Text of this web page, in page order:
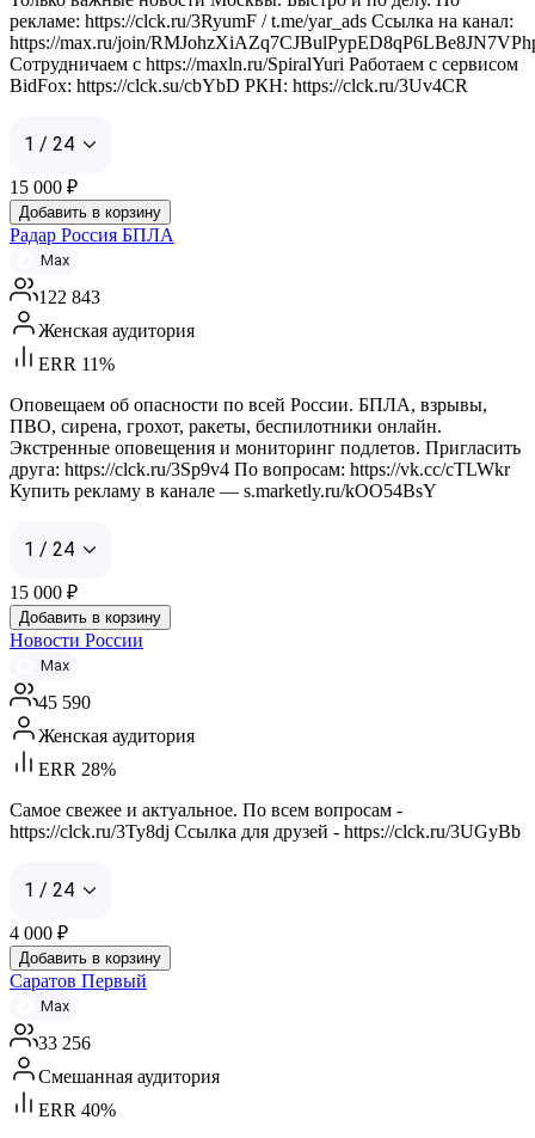
рекламе: https://clck.ru/3RyumF / t.me/yar_ads Ссылка на канал:
https://max.ru/join/
Сотрудничаем с https://maxln.ru/SpiralYuri Работаем с сервисом
BidFox: https://clck.su/cbYbD РКН: https://clck.ru/3Uv4CR
1 / 24
15 000 ₽
Добавить в корзину
Радар Россия БПЛА
Max
122 843
Женская аудитория
ERR 11%
Оповещаем об опасности по всей России. БПЛА, взрывы,
ПВО, сирена, грохот, ракеты, беспилотники онлайн.
Экстренные оповещения и мониторинг подлетов. Пригласить
друга: https://clck.ru/3Sp9v4 По вопросам: https://vk.cc/cTLWkr
Купить рекламу в канале — s.marketly.ru/kOO54BsY
1 / 24
15 000 ₽
Добавить в корзину
Новости России
Max
45 590
Женская аудитория
ERR 28%
Самое свежее и актуальное. По всем вопросам -
https://clck.ru/3Ty8dj Ссылка для друзей - https://clck.ru/3UGyBb
1 / 24
4 000 ₽
Добавить в корзину
Саратов Первый
Max
33 256
Смешанная аудитория
ERR 40%